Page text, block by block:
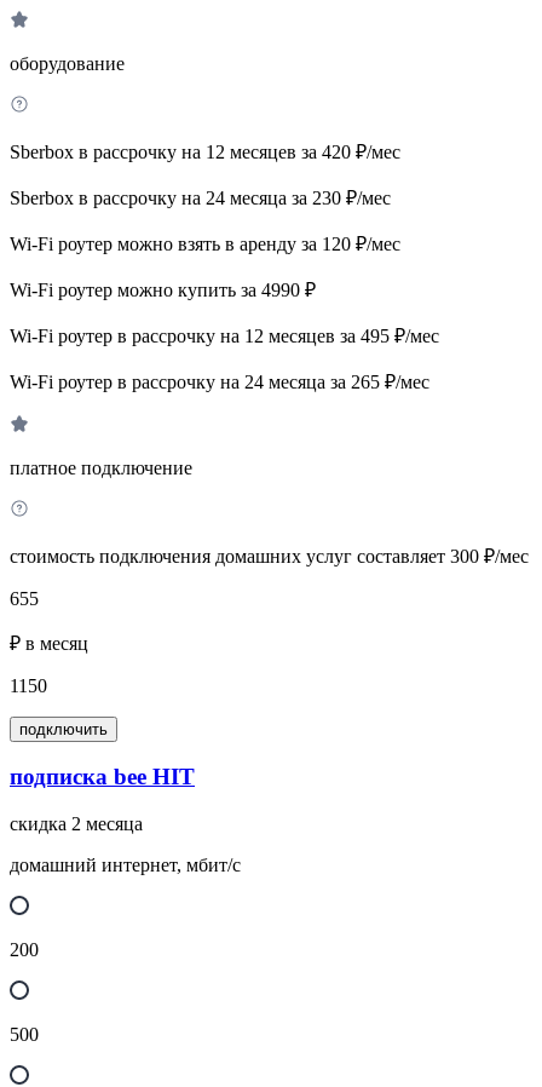
оборудование
Sberbox в рассрочку на 12 месяцев за 420 ₽/мес
Sberbox в рассрочку на 24 месяца за 230 ₽/мес
Wi-Fi роутер можно взять в аренду за 120 ₽/мес
Wi-Fi роутер можно купить за 4990 ₽
Wi-Fi роутер в рассрочку на 12 месяцев за 495 ₽/мес
Wi-Fi роутер в рассрочку на 24 месяца за 265 ₽/мес
платное подключение
стоимость подключения домашних услуг составляет 300 ₽/мес
655
₽ в месяц
1150
подключить
подписка bee HIT
скидка 2 месяца
домашний интернет, мбит/с
200
500